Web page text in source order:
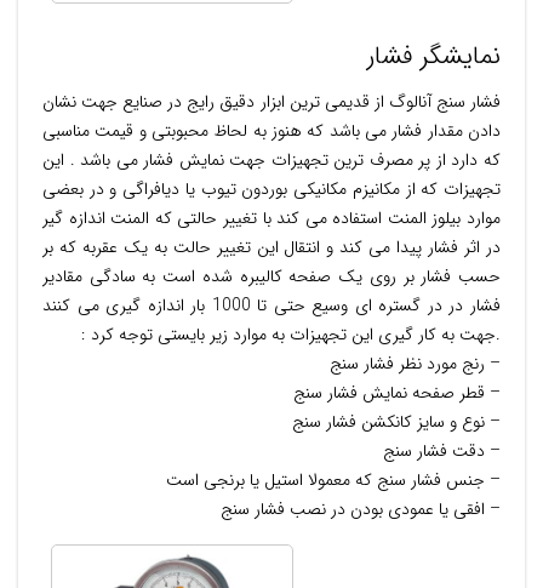
نمایشگر فشار
فشار سنج آنالوگ از قدیمی ترین ابزار دقیق رایج در صنایع جهت نشان
دادن مقدار فشار می باشد که هنوز به لحاظ محبوبتی و قیمت مناسبی
که دارد از پر مصرف ترین تجهیزات جهت نمایش فشار می باشد . این
تجهیزات که از مکانیزم مکانیکی بوردون تیوب یا دیافراگی و در بعضی
موارد بیلوز المنت استفاده می کند با تغییر حالتی که المنت اندازه گیر
در اثر فشار پیدا می کند و انتقال این تغییر حالت به یک عقربه که بر
حسب فشار بر روی یک صفحه کالیبره شده است به سادگی مقادیر
فشار در در گستره ای وسیع حتی تا 1000 بار اندازه گیری می کنند
.جهت به کار گیری این تجهیزات به موارد زیر بایستی توجه کرد :
– رنج مورد نظر فشار سنج
– قطر صفحه نمایش فشار سنج
– نوع و سایز کانکشن فشار سنج
– دقت فشار سنج
– جنس فشار سنج که معمولا استیل یا برنجی است
– افقی یا عمودی بودن در نصب فشار سنج